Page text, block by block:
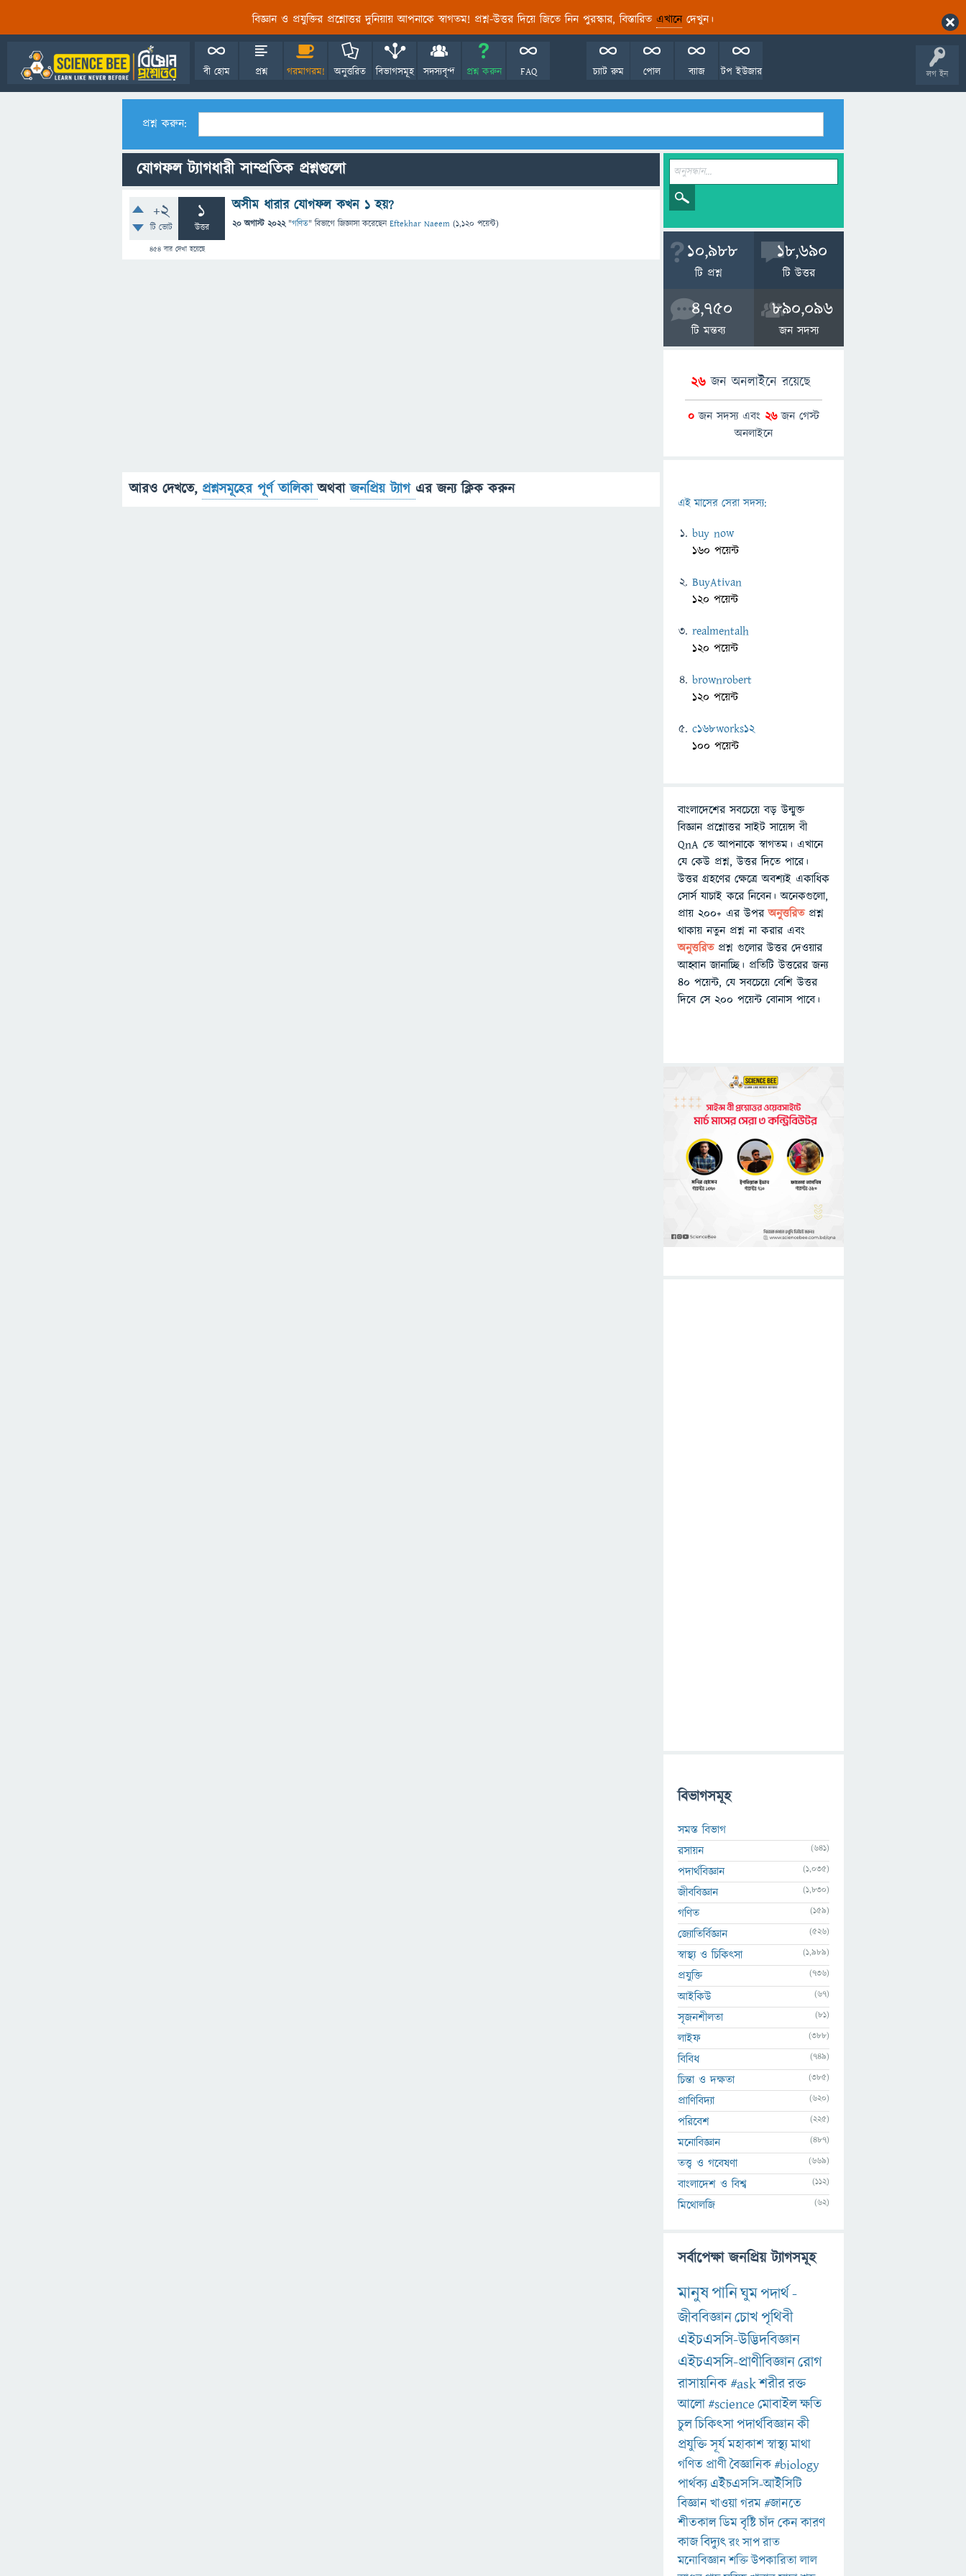
বিজ্ঞান ও প্রযুক্তির প্রশ্নোত্তর দুনিয়ায় আপনাকে স্বাগতম! প্রশ্ন-উত্তর দিয়ে জিতে নিন পুরস্কার, বিস্তারিত এখানেদেখুন।
লগ ইন
বী হোম প্রশ্ন গরমাগরম! অনুত্তরিত বিভাগসমূহ সদস্যবৃন্দ প্রশ্ন করুন FAQ টপ ইউজার
ব্যাজ
পোল
চ্যাট রুম
প্রশ্ন করুন:
যোগফল ট্যাগধারী সাম্প্রতিক প্রশ্নগুলো
+2
টি ভোট
1
উত্তর
454 বার দেখা হয়েছে
অসীম ধারার যোগফল কখন ১ হয়?
20 অগাস্ট 2022 "গণিত" বিভাগে জিজ্ঞাসাকরেছেনEftekhar Naeem (1,120 পয়েন্ট)
আরও দেখতে, প্রশ্নসমূহের পূর্ণ তালিকাঅথবাজনপ্রিয় ট্যাগ এর জন্য ক্লিক করুন
10,988
টি প্রশ্ন
18,690
টি উত্তর
4,750
টি মন্তব্য
890,096
জন সদস্য
26 জন অনলাইনে রয়েছে
0 জন সদস্য এবং 26জন গেস্ট
অনলাইনে
এই মাসের সেরা সদস্য:
buy now
160 পয়েন্ট
BuyAtivan
120 পয়েন্ট
realmentalh
120 পয়েন্ট
brownrobert
120 পয়েন্ট
c168works12
100 পয়েন্ট
বাংলাদেশের সবচেয়ে বড় উন্মুক্ত
বিজ্ঞান প্রশ্নোত্তর সাইট সায়েন্স বী
QnA তে আপনাকে স্বাগতম। এখানে
যে কেউ প্রশ্ন, উত্তর দিতে পারে।
উত্তর গ্রহণের ক্ষেত্রে অবশ্যই একাধিক
সোর্স যাচাই করে নিবেন। অনেকগুলো,
প্রায় ২০০+ এর উপরঅনুত্তরিতপ্রশ্ন
থাকায় নতুন প্রশ্ন না করার এবং
অনুত্তরিত প্রশ্ন গুলোর উত্তর দেওয়ার
আহ্বান জানাচ্ছি। প্রতিটি উত্তরের জন্য
৪০ পয়েন্ট, যে সবচেয়ে বেশি উত্তর
দিবে সে ২০০ পয়েন্ট বোনাস পাবে।
বিভাগসমূহ
সমস্ত বিভাগ
রসায়ন
(641)
পদার্থবিজ্ঞান (1,035)
জীববিজ্ঞান (1,830)
গণিত (159)
জ্যোতির্বিজ্ঞান (526)
স্বাস্থ্য ও চিকিৎসা (1,989)
প্রযুক্তি (736)
আইকিউ (67)
সৃজনশীলতা (81)
লাইফ (388)
বিবিধ (749)
চিন্তা ও দক্ষতা (385)
প্রাণিবিদ্যা (620)
পরিবেশ (225)
মনোবিজ্ঞান (487)
তত্ত্ব ও গবেষণা (669)
বাংলাদেশ ও বিশ্ব (112)
মিথোলজি (62)
সর্বাপেক্ষা জনপ্রিয় ট্যাগসমূহ
মানুষপানিঘুমপদার্থ-
জীববিজ্ঞানচোখপৃথিবী
এইচএসসি-উদ্ভিদবিজ্ঞান
এইচএসসি-প্রাণীবিজ্ঞানরোগ
রাসায়নিক#askশরীররক্ত
আলো#scienceমোবাইলক্ষতি
চুলচিকিৎসাপদার্থবিজ্ঞানকী
প্রযুক্তিসূর্যমহাকাশস্বাস্থ্যমাথা
গণিত প্রাণীবৈজ্ঞানিক#biology
পার্থক্য এইচএসসি-আইসিটি
বিজ্ঞানখাওয়াগরম#জানতে
শীতকালডিমবৃষ্টিচাঁদকেনকারণ
কাজবিদ্যুৎরংসাপরাত
মনোবিজ্ঞানশক্তিউপকারিতালাল